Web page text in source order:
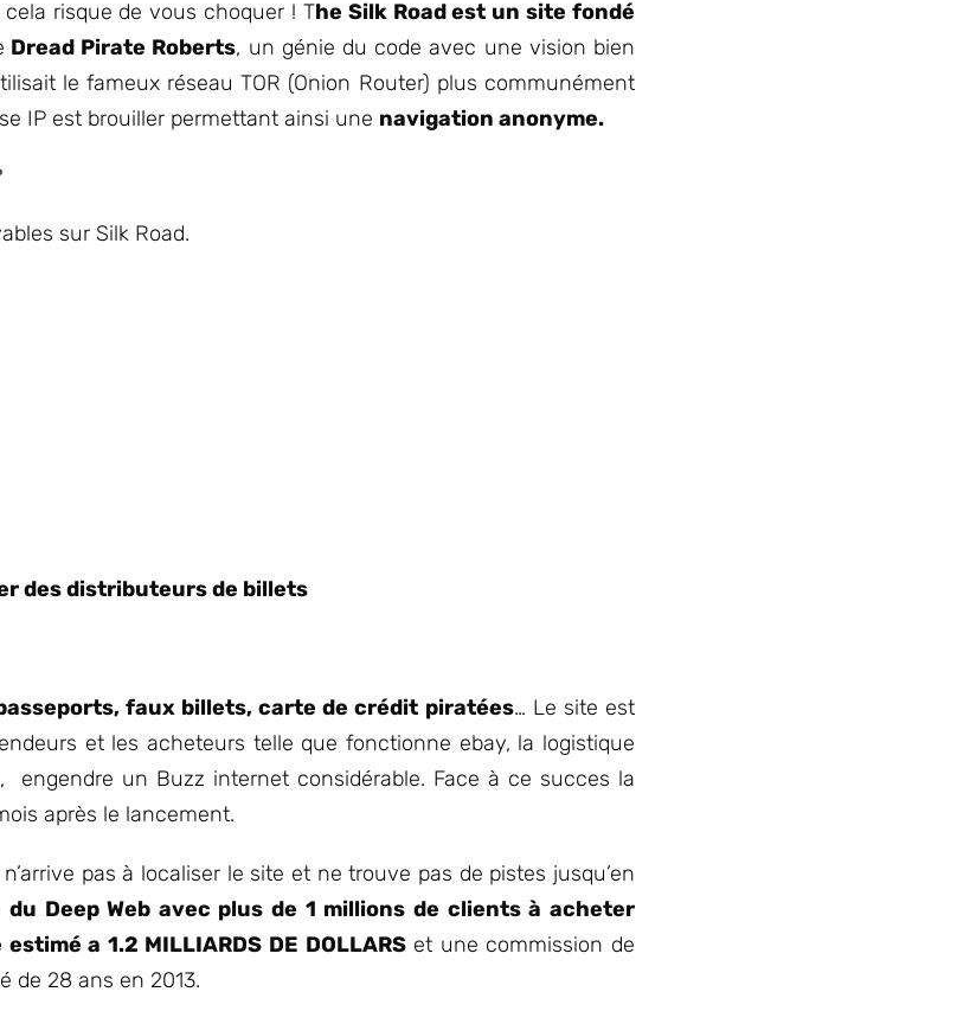
risque de vous choquer ! The Silk Road est un site fondé
Dread Pirate Roberts, un génie du code avec une vision bien
le fameux réseau TOR (Onion Router) plus communément
IP est brouiller permettant ainsi une navigation anonyme.
sur Silk Road.
des distributeurs de billets
faux billets, carte de crédit piratées… Le site est
et les acheteurs telle que fonctionne ebay, la logistique
un Buzz internet considérable. Face à ce succes la
après le lancement.
pas à localiser le site et ne trouve pas de pistes jusqu’en
du Deep Web avec plus de 1 millions de clients à acheter
a 1.2 MILLIARDS DE DOLLARSet une commission de
de 28 ans en 2013.